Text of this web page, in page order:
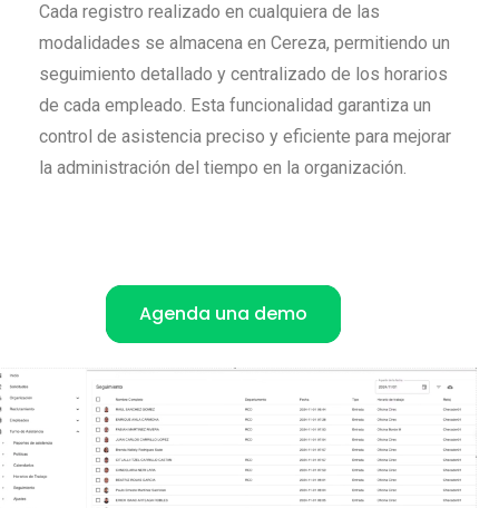
Cada registro realizado en cualquiera de las
modalidades se almacena en Cereza, permitiendo un
seguimiento detallado y centralizado de los horarios
de cada empleado. Esta funcionalidad garantiza un
control de asistencia preciso y eficiente para mejorar
la administración del tiempo en la organización.
Agenda una demo